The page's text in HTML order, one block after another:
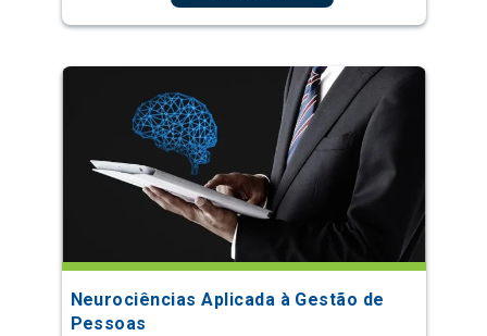
Neurociências Aplicada à Gestão de
Pessoas